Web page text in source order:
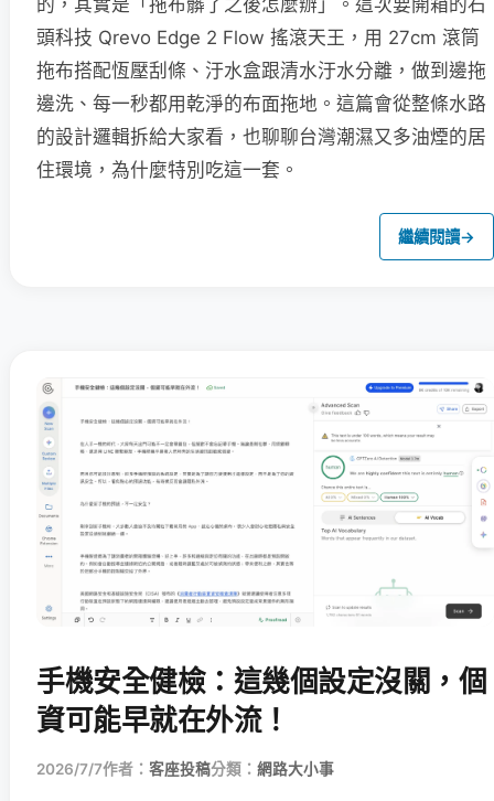
頭科技 Qrevo Edge 2 Flow 搖滾天王，用 27cm 滾筒
拖布搭配恆壓刮條、汙水盒跟清水汙水分離，做到邊拖
邊洗、每一秒都用乾淨的布面拖地。這篇會從整條水路
的設計邏輯拆給大家看，也聊聊台灣潮濕又多油煙的居
住環境，為什麼特別吃這一套。
繼續閱讀→
手機安全健檢：這幾個設定沒關，個
資可能早就在外流！
2026/7/7作者： 客座投稿分類： 網路大小事